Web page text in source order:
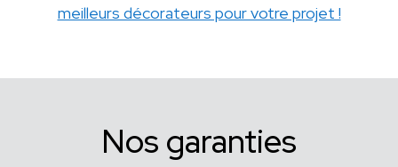
meilleurs décorateurs pour votre projet !
Nos garanties